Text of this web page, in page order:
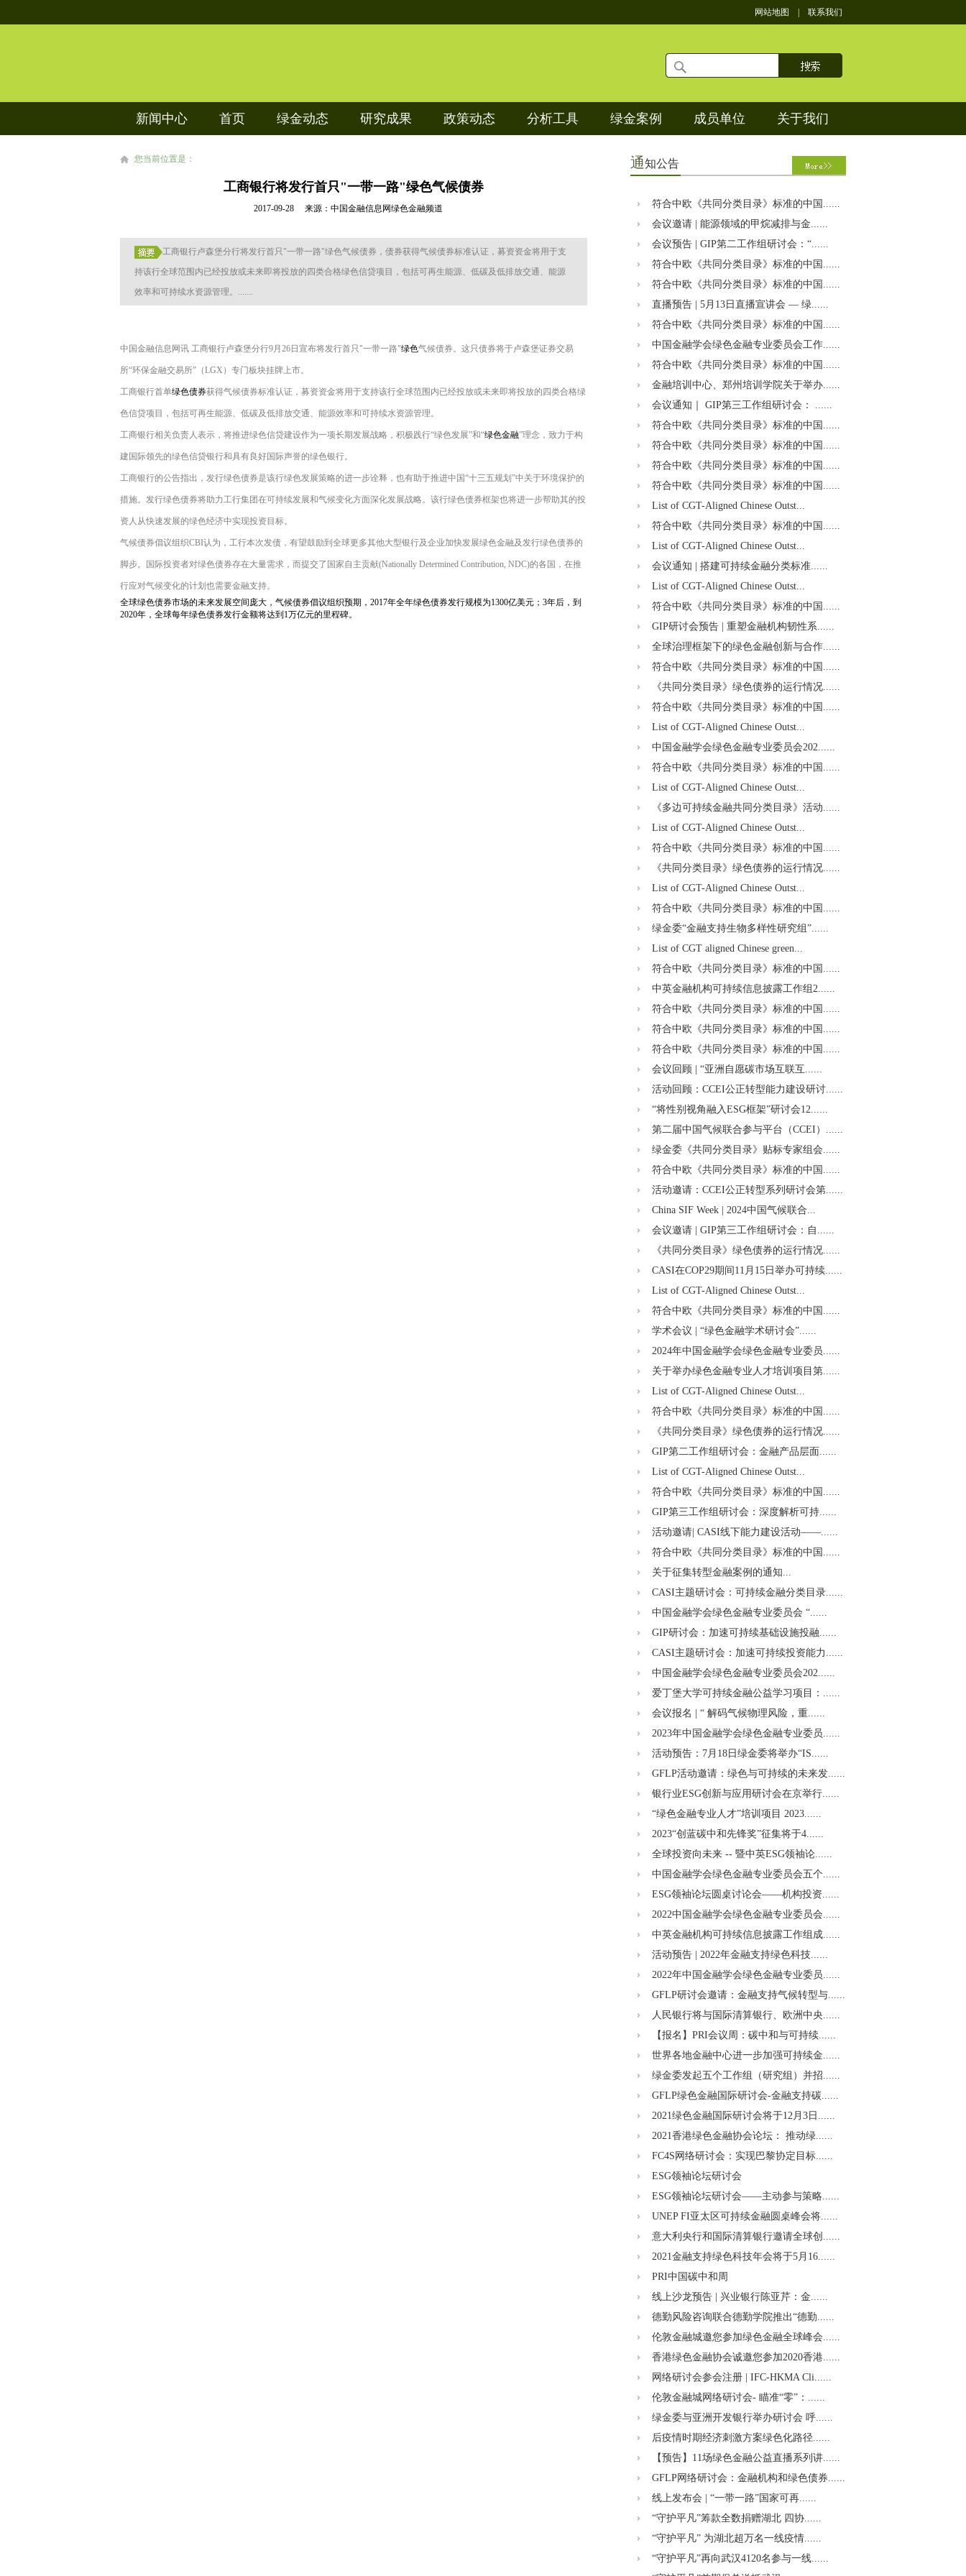
网站地图 联系我们
新闻中心 首页 绿金动态 研究成果 政策动态 分析工具 绿金案例 成员单位 关于我们
您当前位置是：
工商银行将发行首只"一带一路"绿色气候债券
2017-09-28 来源：中国金融信息网绿色金融频道
工商银行卢森堡分行将发行首只"一带一路"绿色气候债券，债券获得气候债券标准认证，募资资金将用于支
持该行全球范围内已经投放或未来即将投放的四类合格绿色信贷项目，包括可再生能源、低碳及低排放交通、能源
效率和可持续水资源管理。.......
中国金融信息网讯 工商银行卢森堡分行9月26日宣布将发行首只"一带一路"绿色气候债券。这只债券将于卢森堡证券交易
所“环保金融交易所”（LGX）专门板块挂牌上市。
工商银行首单绿色债券获得气候债券标准认证，募资资金将用于支持该行全球范围内已经投放或未来即将投放的四类合格绿
色信贷项目，包括可再生能源、低碳及低排放交通、能源效率和可持续水资源管理。
工商银行相关负责人表示，将推进绿色信贷建设作为一项长期发展战略，积极践行“绿色发展”和“绿色金融”理念，致力于构
建国际领先的绿色信贷银行和具有良好国际声誉的绿色银行。
工商银行的公告指出，发行绿色债券是该行绿色发展策略的进一步诠释，也有助于推进中国“十三五规划”中关于环境保护的
措施。发行绿色债券将助力工行集团在可持续发展和气候变化方面深化发展战略。该行绿色债券框架也将进一步帮助其的投
资人从快速发展的绿色经济中实现投资目标。
气候债券倡议组织CBI认为，工行本次发债，有望鼓励到全球更多其他大型银行及企业加快发展绿色金融及发行绿色债券的
脚步。国际投资者对绿色债券存在大量需求，而提交了国家自主贡献(Nationally Determined Contribution, NDC)的各国，在推
行应对气候变化的计划也需要金融支持。
全球绿色债券市场的未来发展空间庞大，气候债券倡议组织预期，2017年全年绿色债券发行规模为1300亿美元 ；3年后，到
2020年，全球每年绿色债券发行金额将达到1万亿元的里程碑。
通知公告
符合中欧《共同分类目录》标准的中国......
会议邀请 | 能源领域的甲烷减排与金......
会议预告 | GIP第二工作组研讨会：“......
符合中欧《共同分类目录》标准的中国......
符合中欧《共同分类目录》标准的中国......
直播预告 | 5月13日直播宣讲会 — 绿......
符合中欧《共同分类目录》标准的中国......
中国金融学会绿色金融专业委员会工作......
符合中欧《共同分类目录》标准的中国......
金融培训中心、郑州培训学院关于举办......
会议通知｜ GIP第三工作组研讨会： ......
符合中欧《共同分类目录》标准的中国......
符合中欧《共同分类目录》标准的中国......
符合中欧《共同分类目录》标准的中国......
符合中欧《共同分类目录》标准的中国......
List of CGT-Aligned Chinese Outst...
符合中欧《共同分类目录》标准的中国......
List of CGT-Aligned Chinese Outst...
会议通知 | 搭建可持续金融分类标准......
List of CGT-Aligned Chinese Outst...
符合中欧《共同分类目录》标准的中国......
GIP研讨会预告 | 重塑金融机构韧性系......
全球治理框架下的绿色金融创新与合作......
符合中欧《共同分类目录》标准的中国......
《共同分类目录》绿色债券的运行情况......
符合中欧《共同分类目录》标准的中国......
List of CGT-Aligned Chinese Outst...
中国金融学会绿色金融专业委员会202......
符合中欧《共同分类目录》标准的中国......
List of CGT-Aligned Chinese Outst...
《多边可持续金融共同分类目录》活动......
List of CGT-Aligned Chinese Outst...
符合中欧《共同分类目录》标准的中国......
《共同分类目录》绿色债券的运行情况......
List of CGT-Aligned Chinese Outst...
符合中欧《共同分类目录》标准的中国......
绿金委“金融支持生物多样性研究组”......
List of CGT aligned Chinese green...
符合中欧《共同分类目录》标准的中国......
中英金融机构可持续信息披露工作组2......
符合中欧《共同分类目录》标准的中国......
符合中欧《共同分类目录》标准的中国......
符合中欧《共同分类目录》标准的中国......
会议回顾 | “亚洲自愿碳市场互联互......
活动回顾：CCEI公正转型能力建设研讨......
“将性别视角融入ESG框架”研讨会12......
第二届中国气候联合参与平台（CCEI）......
绿金委《共同分类目录》贴标专家组会......
符合中欧《共同分类目录》标准的中国......
活动邀请：CCEI公正转型系列研讨会第......
China SIF Week | 2024中国气候联合...
会议邀请 | GIP第三工作组研讨会：自......
《共同分类目录》绿色债券的运行情况......
CASI在COP29期间11月15日举办可持续......
List of CGT-Aligned Chinese Outst...
符合中欧《共同分类目录》标准的中国......
学术会议 | “绿色金融学术研讨会”......
2024年中国金融学会绿色金融专业委员......
关于举办绿色金融专业人才培训项目第......
List of CGT-Aligned Chinese Outst...
符合中欧《共同分类目录》标准的中国......
《共同分类目录》绿色债券的运行情况......
GIP第二工作组研讨会：金融产品层面......
List of CGT-Aligned Chinese Outst...
符合中欧《共同分类目录》标准的中国......
GIP第三工作组研讨会：深度解析可持......
活动邀请| CASI线下能力建设活动——......
符合中欧《共同分类目录》标准的中国......
关于征集转型金融案例的通知...
CASI主题研讨会：可持续金融分类目录......
中国金融学会绿色金融专业委员会 “......
GIP研讨会：加速可持续基础设施投融......
CASI主题研讨会：加速可持续投资能力......
中国金融学会绿色金融专业委员会202......
爱丁堡大学可持续金融公益学习项目：......
会议报名 | “ 解码气候物理风险，重......
2023年中国金融学会绿色金融专业委员......
活动预告：7月18日绿金委将举办“IS......
GFLP活动邀请：绿色与可持续的未来发......
银行业ESG创新与应用研讨会在京举行......
“绿色金融专业人才”培训项目 2023......
2023“创蓝碳中和先锋奖”征集将于4......
全球投资向未来 -- 暨中英ESG领袖论......
中国金融学会绿色金融专业委员会五个......
ESG领袖论坛圆桌讨论会——机构投资......
2022中国金融学会绿色金融专业委员会......
中英金融机构可持续信息披露工作组成......
活动预告 | 2022年金融支持绿色科技......
2022年中国金融学会绿色金融专业委员......
GFLP研讨会邀请：金融支持气候转型与......
人民银行将与国际清算银行、欧洲中央......
【报名】PRI会议周：碳中和与可持续......
世界各地金融中心进一步加强可持续金......
绿金委发起五个工作组（研究组）并招......
GFLP绿色金融国际研讨会-金融支持碳......
2021绿色金融国际研讨会将于12月3日......
2021香港绿色金融协会论坛： 推动绿......
​FC4S网络研讨会：实现巴黎协定目标......
ESG领袖论坛研讨会
ESG领袖论坛研讨会——主动参与策略......
UNEP FI亚太区可持续金融圆桌峰会将......
意大利央行和国际清算银行邀请全球创......
2021金融支持绿色科技年会将于5月16......
PRI中国碳中和周
线上沙龙预告 | 兴业银行陈亚芹：金......
德勤风险咨询联合德勤学院推出“德勤......
伦敦金融城邀您参加绿色金融全球峰会......
香港绿色金融协会诚邀您参加2020香港......
网络研讨会参会注册 | IFC-HKMA Cli......
伦敦金融城网络研讨会- 瞄准“零”：......
绿金委与亚洲开发银行举办研讨会 呼......
后疫情时期经济刺激方案绿色化路径......
【预告】11场绿色金融公益直播系列讲......
GFLP网络研讨会：金融机构和绿色债券......
线上发布会 | “一带一路”国家可再......
“守护平凡”筹款全数捐赠湖北 四协......
“守护平凡” 为湖北超万名一线疫情......
“守护平凡”再向武汉4120名参与一线......